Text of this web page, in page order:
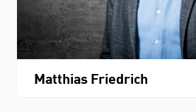
Matthias Friedrich